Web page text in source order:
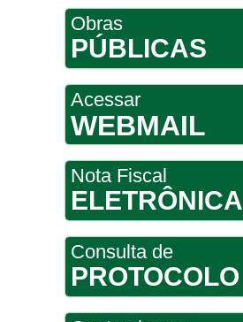
Obras
PÚBLICAS
Acessar
WEBMAIL
Nota Fiscal
ELETRÔNICA
Consulta de
PROTOCOLO